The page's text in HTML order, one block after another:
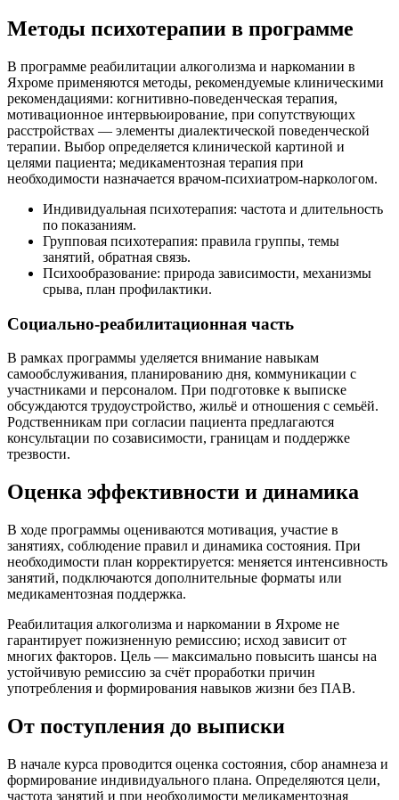
Методы психотерапии в программе
В программе реабилитации алкоголизма и наркомании в
Яхроме применяются методы, рекомендуемые клиническими
рекомендациями: когнитивно-поведенческая терапия,
мотивационное интервьюирование, при сопутствующих
расстройствах — элементы диалектической поведенческой
терапии. Выбор определяется клинической картиной и
целями пациента; медикаментозная терапия при
необходимости назначается врачом-психиатром-наркологом.
Индивидуальная психотерапия: частота и длительность
по показаниям.
Групповая психотерапия: правила группы, темы
занятий, обратная связь.
Психообразование: природа зависимости, механизмы
срыва, план профилактики.
Социально-реабилитационная часть
В рамках программы уделяется внимание навыкам
самообслуживания, планированию дня, коммуникации с
участниками и персоналом. При подготовке к выписке
обсуждаются трудоустройство, жильё и отношения с семьёй.
Родственникам при согласии пациента предлагаются
консультации по созависимости, границам и поддержке
трезвости.
Оценка эффективности и динамика
В ходе программы оцениваются мотивация, участие в
занятиях, соблюдение правил и динамика состояния. При
необходимости план корректируется: меняется интенсивность
занятий, подключаются дополнительные форматы или
медикаментозная поддержка.
Реабилитация алкоголизма и наркомании в Яхроме не
гарантирует пожизненную ремиссию; исход зависит от
многих факторов. Цель — максимально повысить шансы на
устойчивую ремиссию за счёт проработки причин
употребления и формирования навыков жизни без ПАВ.
От поступления до выписки
В начале курса проводится оценка состояния, сбор анамнеза и
формирование индивидуального плана. Определяются цели,
частота занятий и при необходимости медикаментозная